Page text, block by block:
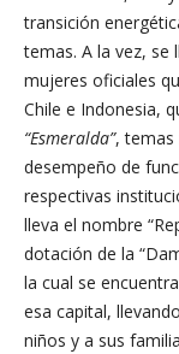
transición
temas. A la vez, se
mujeres oficiales
Chile e Indonesia,
“Esmeralda”, temas
desempeño de
respectivas
lleva el nombre
dotación de la
la cual se
esa capital,
niños y a sus